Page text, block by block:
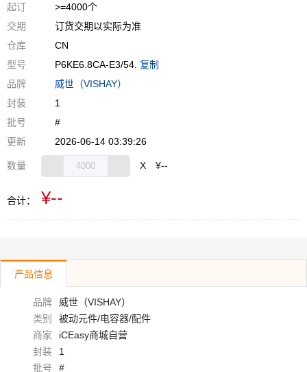
起订
>=4000个
交期
订货交期以实际为准
仓库
CN
型号
P6KE6.8CA-E3/54. 复制
品牌
威世（VISHAY）
封装
1
批号
#
更新
2026-06-14 03:39:26
数量 X ¥--
合计： ¥--
产品信息
品牌
威世（VISHAY）
类别
被动元件/电容器/配件
商家
iCEasy商城自营
封装
1
批号
#